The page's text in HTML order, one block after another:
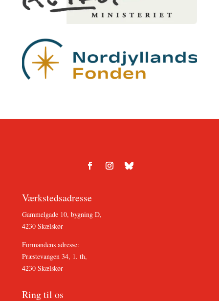
Værkstedsadresse
Gammelgade 10, bygning D,
4230 Skælskør
Formandens adresse:
Præstevangen 34, 1. th,
4230 Skælskør
Ring til os